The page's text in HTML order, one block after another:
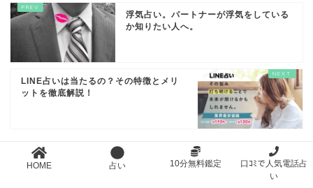
浮気占い。パートナーが浮気をしている
か知りたい人へ。
LINE占いは当たるの？その特徴とメリ
ットを徹底解説！
HOME 占い 10分無料鑑定
口ｺﾐで人気電話占
い